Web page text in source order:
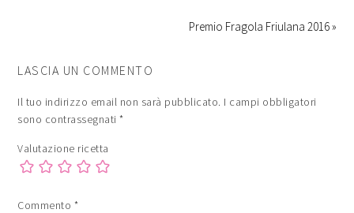
Premio Fragola Friulana 2016 »
LASCIA UN COMMENTO
Il tuo indirizzo email non sarà pubblicato. I campi obbligatori
sono contrassegnati*
Valutazione ricetta
Commento *